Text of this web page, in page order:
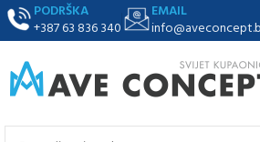
PODRŠKA
+387 63 836 340
EMAIL